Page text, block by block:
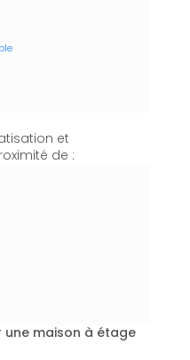
et
de :
maison à étage